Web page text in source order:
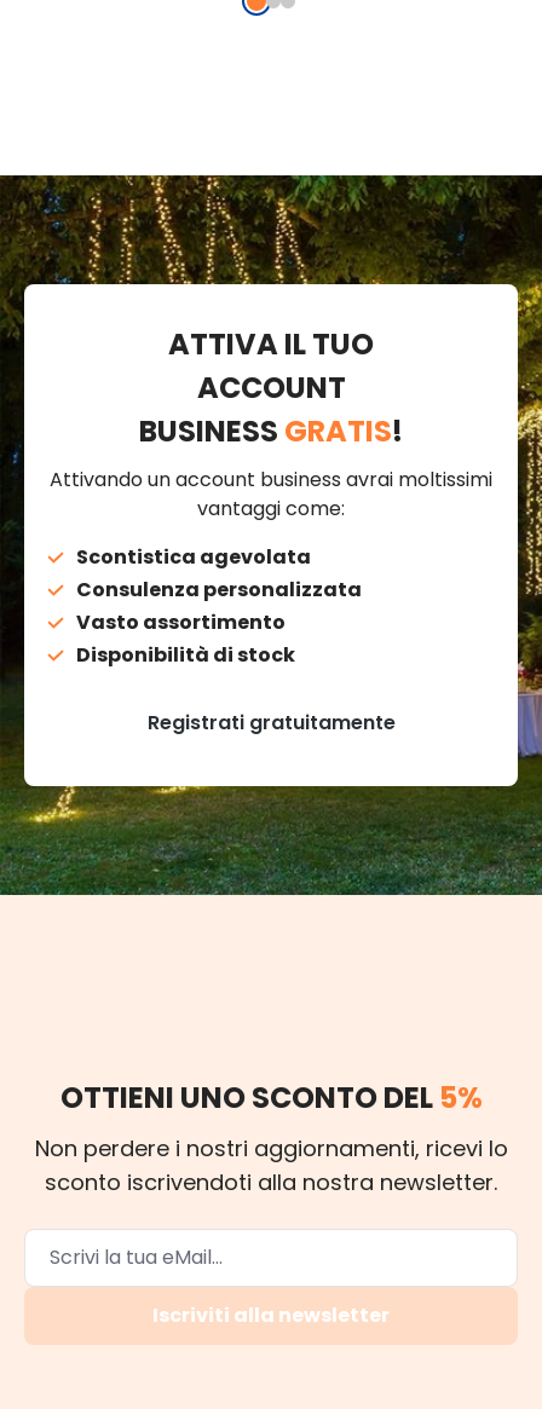
ATTIVA IL TUO
ACCOUNT
BUSINESS GRATIS!
Attivando un account business avrai moltissimi
vantaggi come:
Scontistica agevolata
Consulenza personalizzata
Vasto assortimento
Disponibilità di stock
Registrati gratuitamente
OTTIENI UNO SCONTO DEL 5%
Non perdere i nostri aggiornamenti, ricevi lo
sconto iscrivendoti alla nostra newsletter.
Iscriviti alla newsletter